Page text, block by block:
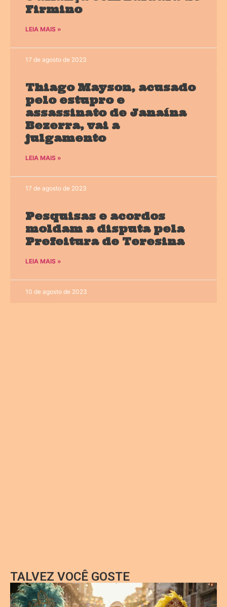
Firmino
LEIA MAIS »
17 de agosto de 2023
Thiago Mayson, acusado
pelo estupro e
assassinato de Janaína
Bezerra, vai a
julgamento
LEIA MAIS »
17 de agosto de 2023
Pesquisas e acordos
moldam a disputa pela
Prefeitura de Teresina
LEIA MAIS »
10 de agosto de 2023
TALVEZ VOCÊ GOSTE